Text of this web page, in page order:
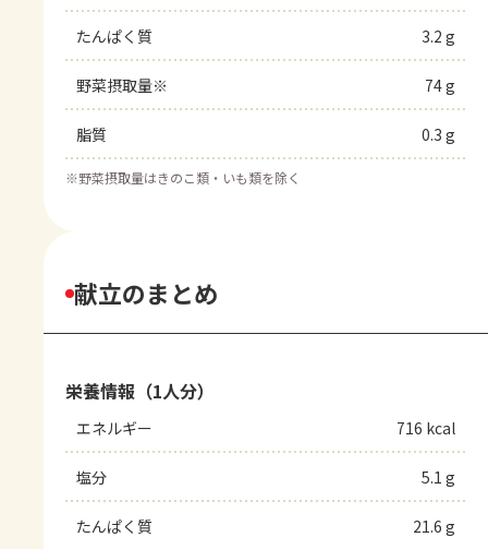
たんぱく質 3.2 g
野菜摂取量※ 74 g
脂質 0.3 g
※野菜摂取量はきのこ類・いも類を除く
献立のまとめ
栄養情報（1人分）
エネルギー 716 kcal
塩分 5.1 g
たんぱく質 21.6 g